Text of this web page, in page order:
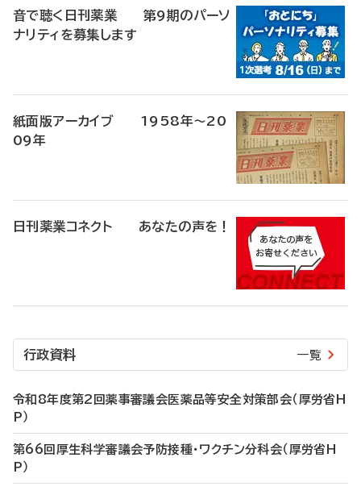
音で聴く日刊薬業 第9期のパーソ
ナリティを募集します
紙面版アーカイブ 1958年～20
09年
日刊薬業コネクト あなたの声を！
行政資料 一覧
令和8年度第2回薬事審議会医薬品等安全対策部会（厚労省H
P）
第66回厚生科学審議会予防接種・ワクチン分科会（厚労省H
P）